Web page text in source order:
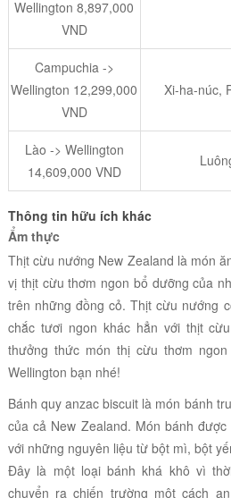
Wellington 8,897,000
VND
Campuchia ->
Wellington 12,299,000
VND
Xi-ha-núc,
Lào -> Wellington
14,609,000 VND
Thông tin hữu ích khác
Ẩm thực
Thịt cừu nướng New Zealand là món
vị thịt cừu thơm ngon bổ dưỡng của
trên những đồng cỏ.Thịt cừu nướng
chắc tươi ngon khác hẳn với thịt
thưởng thức món thị cừu thơm
Wellington bạn nhé!
Bánh quy anzac biscuit là món bánh
của cả New Zealand. Món bánh
với những nguyên liệu từ bột mì, bột
Đây là một loại bánh khá khô vì
chuyển ra chiến trường một cách